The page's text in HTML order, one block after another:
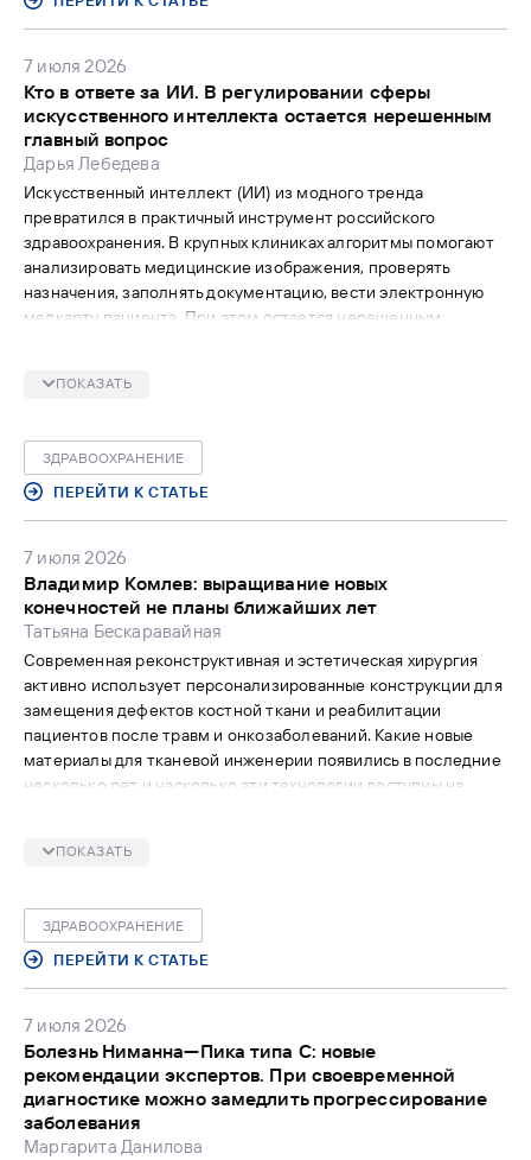
7 июля 2026
Кто в ответе за ИИ. В регулировании сферы
искусственного интеллекта остается нерешенным
главный вопрос
Дарья Лебедева
Искусственный интеллект (ИИ) из модного тренда
превратился в практичный инструмент российского
здравоохранения. В крупных клиниках алгоритмы помогают
анализировать медицинские изображения, проверять
назначения, заполнять документацию, вести электронную
медкарту пациента. При этом остается нерешенным
ПОКАЗАТЬ
ЗДРАВООХРАНЕНИЕ
ПЕРЕЙТИ К СТАТЬЕ
7 июля 2026
Владимир Комлев: выращивание новых
конечностей не планы ближайших лет
Татьяна Бескаравайная
Современная реконструктивная и эстетическая хирургия
активно использует персонализированные конструкции для
замещения дефектов костной ткани и реабилитации
пациентов после травм и онкозаболеваний. Какие новые
материалы для тканевой инженерии появились в последние
несколько лет и насколько эти технологии доступны на
Байкова Российской академии наук (ИМЕТ РАН), член
«Наука и кадры для производства средств производства и
автоматизации» при Минобрнауки РФ, член штаба
Правительства РФ по искусственному интеллекту,
профессор Владимир КОМЛЕВ.
ПОКАЗАТЬ
ЗДРАВООХРАНЕНИЕ
ПЕРЕЙТИ К СТАТЬЕ
7 июля 2026
Болезнь Ниманна—Пика типа С: новые
рекомендации экспертов. При своевременной
диагностике можно замедлить прогрессирование
заболевания
Маргарита Данилова